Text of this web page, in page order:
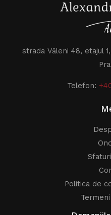
strada Văleni 48, etajul
Telefon:
Politica de